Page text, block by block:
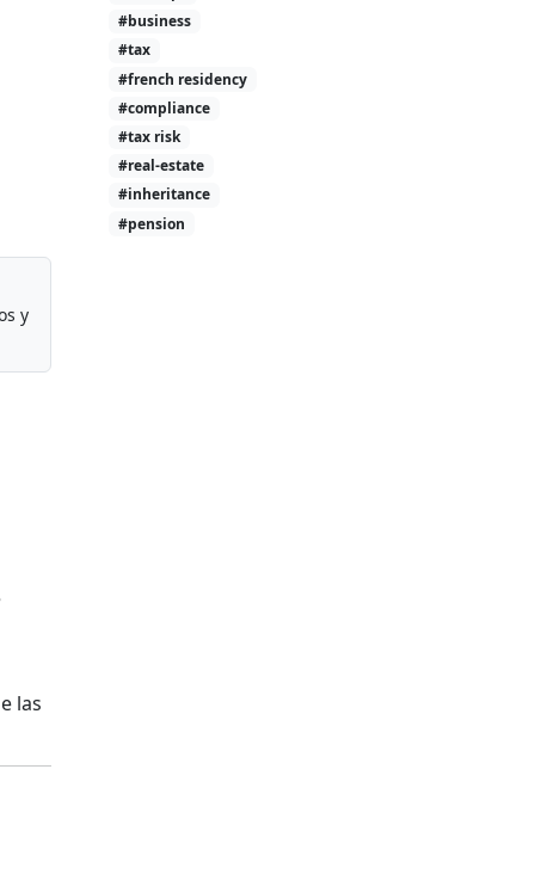
y
las
#business
#tax
#french residency
#compliance
#tax risk
#real-estate
#inheritance
#pension